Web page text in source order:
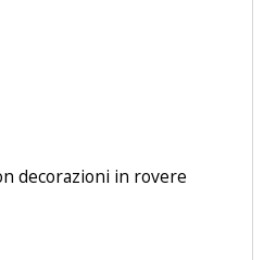
decorazioni in rovere